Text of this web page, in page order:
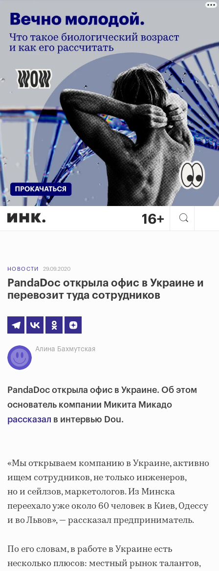
НОВОСТИ 29.09.2020
PandaDoc открыла офис в Украине и
перевозит туда сотрудников
Алина Бахмутская
PandaDoc открыла офис в Украине. Об этом
основатель компании Микита Микадо
рассказал в интервью Dou.
«Мы открываем компанию в Украине, активно
ищем сотрудников, не только инженеров,
но и сейлзов, маркетологов. Из Минска
переехало уже около 60 человек в Киев, Одессу
и во Львов», — рассказал предприниматель.
По его словам, в работе в Украине есть
несколько плюсов: местный рынок талантов,